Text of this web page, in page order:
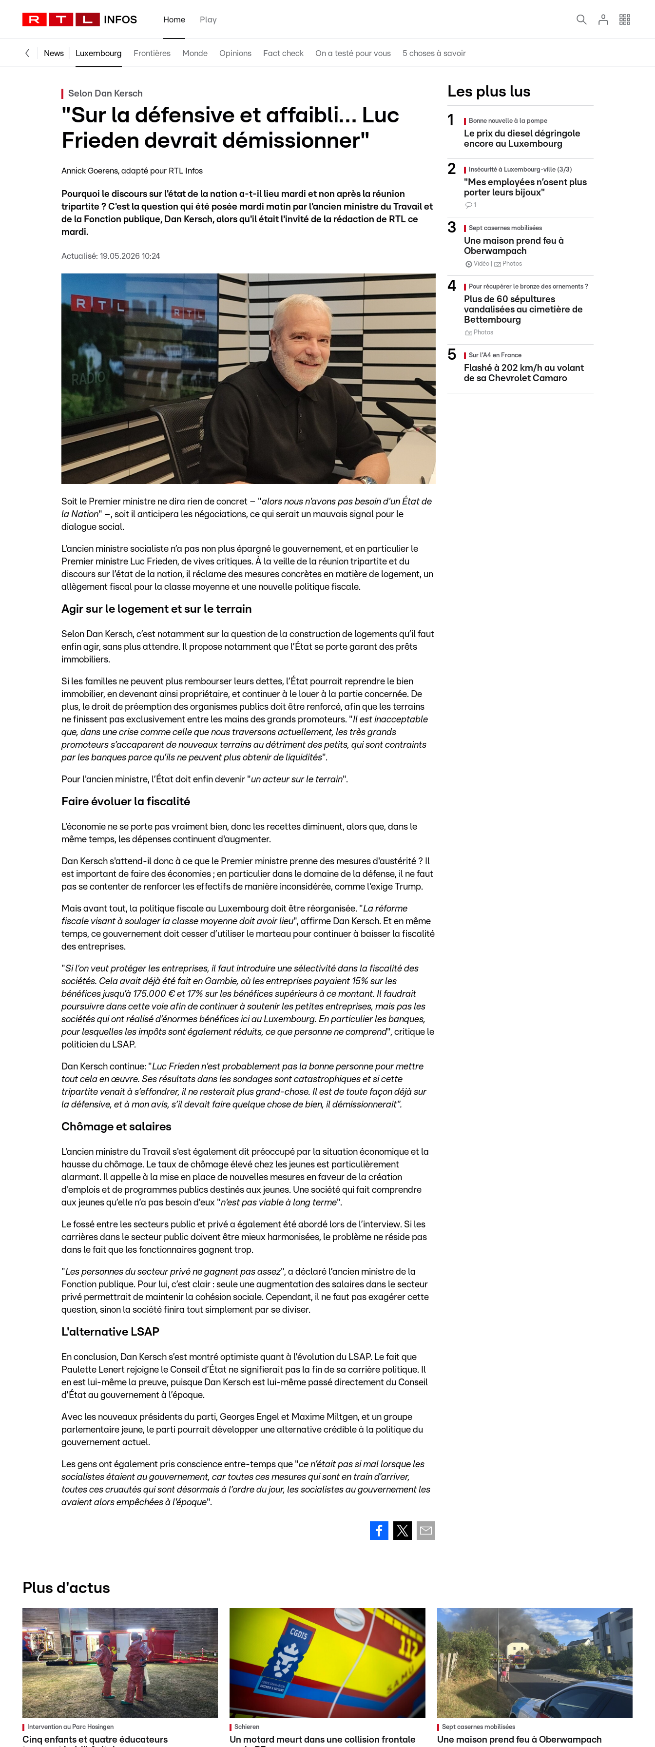
Home Play
News Luxembourg Frontières Monde Opinions Fact check On a testé pour vous 5 choses à savoir
Selon Dan Kersch
"Sur la défensive et affaibli… Luc
Frieden devrait démissionner"
Annick Goerens adapté pour RTL Infos
Pourquoi le discours sur l'état de la nation a-t-il lieu mardi et non après la réunion
tripartite ? C'est la question qui été posée mardi matin par l'ancien ministre du Travail et
de la Fonction publique, Dan Kersch, alors qu'il était l'invité de la rédaction de RTL ce
mardi.
Actualisé: 19.05.2026 10:24
Soit le Premier ministre ne dira rien de concret – "alors nous n'avons pas besoin d'un État de
la Nation" –, soit il anticipera les négociations, ce qui serait un mauvais signal pour le
dialogue social.
L'ancien ministre socialiste n’a pas non plus épargné le gouvernement, et en particulier le
Premier ministre Luc Frieden, de vives critiques. À la veille de la réunion tripartite et du
discours sur l’état de la nation, il réclame des mesures concrètes en matière de logement, un
allègement fiscal pour la classe moyenne et une nouvelle politique fiscale.
Agir sur le logement et sur le terrain
Selon Dan Kersch, c’est notamment sur la question de la construction de logements qu’il faut
enfin agir, sans plus attendre. Il propose notamment que l’État se porte garant des prêts
immobiliers.
Si les familles ne peuvent plus rembourser leurs dettes, l’État pourrait reprendre le bien
immobilier, en devenant ainsi propriétaire, et continuer à le louer à la partie concernée. De
plus, le droit de préemption des organismes publics doit être renforcé, afin que les terrains
ne finissent pas exclusivement entre les mains des grands promoteurs. "Il est inacceptable
que, dans une crise comme celle que nous traversons actuellement, les très grands
promoteurs s’accaparent de nouveaux terrains au détriment des petits, qui sont contraints
par les banques parce qu’ils ne peuvent plus obtenir de liquidités".
Pour l'ancien ministre, l’État doit enfin devenir "un acteur sur le terrain".
Faire évoluer la fiscalité
L'économie ne se porte pas vraiment bien, donc les recettes diminuent, alors que, dans le
même temps, les dépenses continuent d'augmenter.
Dan Kersch s'attend-il donc à ce que le Premier ministre prenne des mesures d'austérité ? Il
est important de faire des économies ; en particulier dans le domaine de la défense, il ne faut
pas se contenter de renforcer les effectifs de manière inconsidérée, comme l'exige Trump.
Mais avant tout, la politique fiscale au Luxembourg doit être réorganisée. "La réforme
fiscale visant à soulager la classe moyenne doit avoir lieu", affirme Dan Kersch. Et en même
temps, ce gouvernement doit cesser d’utiliser le marteau pour continuer à baisser la fiscalité
des entreprises.
"Si l’on veut protéger les entreprises, il faut introduire une sélectivité dans la fiscalité des
sociétés. Cela avait déjà été fait en Gambie, où les entreprises payaient 15% sur les
bénéfices jusqu’à 175.000 € et 17% sur les bénéfices supérieurs à ce montant. Il faudrait
poursuivre dans cette voie afin de continuer à soutenir les petites entreprises, mais pas les
sociétés qui ont réalisé d’énormes bénéfices ici au Luxembourg. En particulier les banques,
pour lesquelles les impôts sont également réduits, ce que personne ne comprend", critique le
politicien du LSAP.
Dan Kersch continue: "Luc Frieden n'est probablement pas la bonne personne pour mettre
tout cela en œuvre. Ses résultats dans les sondages sont catastrophiques et si cette
tripartite venait à s’effondrer, il ne resterait plus grand-chose. Il est de toute façon déjà sur
la défensive, et à mon avis, s’il devait faire quelque chose de bien, il démissionnerait".
Chômage et salaires
L'ancien ministre du Travail s'est également dit préoccupé par la situation économique et la
hausse du chômage. Le taux de chômage élevé chez les jeunes est particulièrement
alarmant. Il appelle à la mise en place de nouvelles mesures en faveur de la création
d'emplois et de programmes publics destinés aux jeunes. Une société qui fait comprendre
aux jeunes qu’elle n’a pas besoin d’eux "n'est pas viable à long terme".
Le fossé entre les secteurs public et privé a également été abordé lors de l’interview. Si les
carrières dans le secteur public doivent être mieux harmonisées, le problème ne réside pas
dans le fait que les fonctionnaires gagnent trop.
"Les personnes du secteur privé ne gagnent pas assez", a déclaré l’ancien ministre de la
Fonction publique. Pour lui, c’est clair : seule une augmentation des salaires dans le secteur
privé permettrait de maintenir la cohésion sociale. Cependant, il ne faut pas exagérer cette
question, sinon la société finira tout simplement par se diviser.
L'alternative LSAP
En conclusion, Dan Kersch s’est montré optimiste quant à l’évolution du LSAP. Le fait que
Paulette Lenert rejoigne le Conseil d’État ne signifierait pas la fin de sa carrière politique. Il
en est lui-même la preuve, puisque Dan Kersch est lui-même passé directement du Conseil
d’État au gouvernement à l’époque.
Avec les nouveaux présidents du parti, Georges Engel et Maxime Miltgen, et un groupe
parlementaire jeune, le parti pourrait développer une alternative crédible à la politique du
gouvernement actuel.
Les gens ont également pris conscience entre-temps que "ce n’était pas si mal lorsque les
socialistes étaient au gouvernement, car toutes ces mesures qui sont en train d’arriver,
toutes ces cruautés qui sont désormais à l’ordre du jour, les socialistes au gouvernement les
avaient alors empêchées à l'époque".
Les plus lus
Bonne nouvelle à la pompe
Le prix du diesel dégringole
encore au Luxembourg
Insécurité à Luxembourg-ville (3/3)
"Mes employées n’osent plus
porter leurs bijoux"
1
Sept casernes mobilisées
Une maison prend feu à
Oberwampach
Vidéo Photos
Pour récupérer le bronze des ornements ?
Plus de 60 sépultures
vandalisées au cimetière de
Bettembourg
Photos
Sur l'A4 en France
Flashé à 202 km/h au volant
de sa Chevrolet Camaro
Plus d'actus
Intervention au Parc Hosingen
Cinq enfants et quatre éducateurs
Schieren
Un motard meurt dans une collision frontale
Sept casernes mobilisées
Une maison prend feu à Oberwampach